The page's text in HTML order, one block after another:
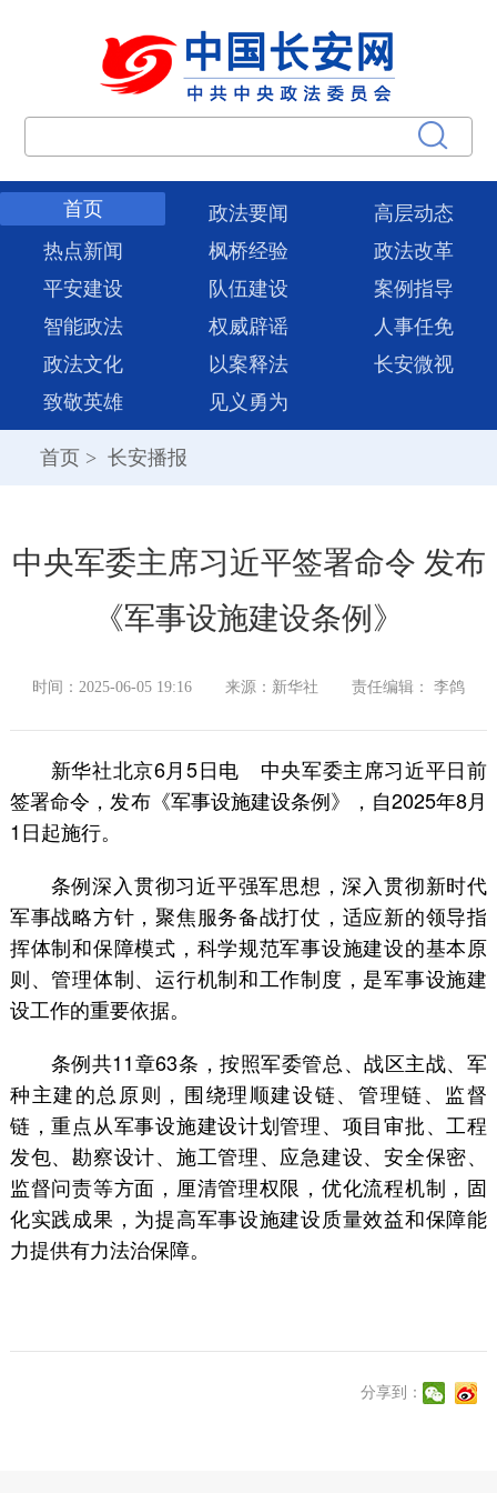
首页 政法要闻
高层动态
热点新闻
枫桥经验
政法改革
平安建设
队伍建设
案例指导
智能政法
权威辟谣
人事任免
政法文化
以案释法
长安微视
致敬英雄
见义勇为
首页 > 长安播报
中央军委主席习近平签署命令 发布
《军事设施建设条例》
时间：2025-06-05 19:16 来源：新华社 责任编辑： 李鸽
新华社北京6月5日电 中央军委主席习近平日前
签署命令，发布《军事设施建设条例》，自2025年8月
1日起施行。
条例深入贯彻习近平强军思想，深入贯彻新时代
军事战略方针，聚焦服务备战打仗，适应新的领导指
挥体制和保障模式，科学规范军事设施建设的基本原
则、管理体制、运行机制和工作制度，是军事设施建
设工作的重要依据。
条例共11章63条，按照军委管总、战区主战、军
种主建的总原则，围绕理顺建设链、管理链、监督
链，重点从军事设施建设计划管理、项目审批、工程
发包、勘察设计、施工管理、应急建设、安全保密、
监督问责等方面，厘清管理权限，优化流程机制，固
化实践成果，为提高军事设施建设质量效益和保障能
力提供有力法治保障。
分享到：